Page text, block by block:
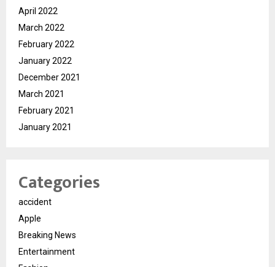
April 2022
March 2022
February 2022
January 2022
December 2021
March 2021
February 2021
January 2021
Categories
accident
Apple
Breaking News
Entertainment